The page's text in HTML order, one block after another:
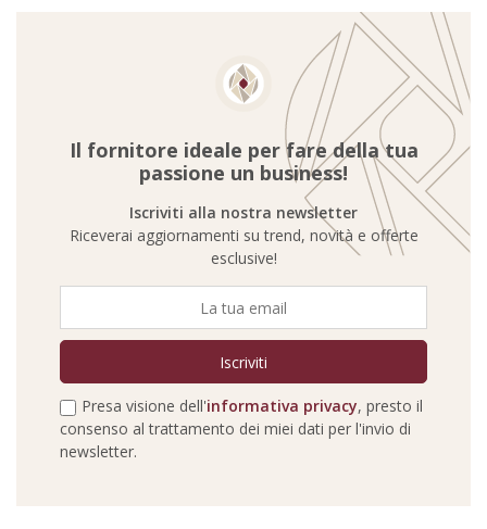
Il fornitore ideale per fare della tua
passione un business!
Iscriviti alla nostra newsletter
Riceverai aggiornamenti su trend, novità e offerte
esclusive!
Presa visione dell'informativa privacy, presto il
consenso al trattamento dei miei dati per l'invio di
newsletter.